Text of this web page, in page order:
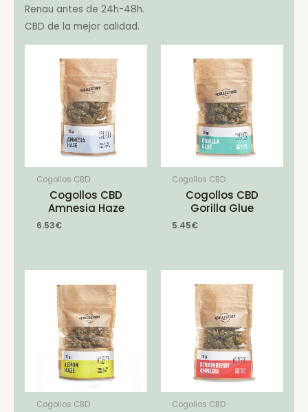
Renau antes de 24h-48h.
CBD de la mejor calidad.
Cogollos CBD
Cogollos CBD
Amnesia Haze
6.53€
Cogollos CBD
Cogollos CBD
Gorilla Glue
5.45€
Cogollos CBD Cogollos CBD